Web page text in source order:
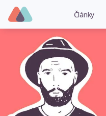
Články